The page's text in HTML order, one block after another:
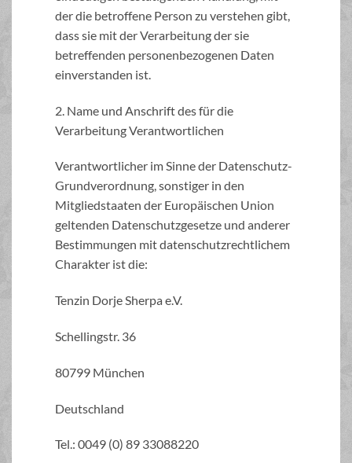
der die betroffene Person zu verstehen gibt,
dass sie mit der Verarbeitung der sie
betreffenden personenbezogenen Daten
einverstanden ist.
2. Name und Anschrift des für die
Verarbeitung Verantwortlichen
Verantwortlicher im Sinne der Datenschutz-
Grundverordnung, sonstiger in den
Mitgliedstaaten der Europäischen Union
geltenden Datenschutzgesetze und anderer
Bestimmungen mit datenschutzrechtlichem
Charakter ist die:
Tenzin Dorje Sherpa e.V.
Schellingstr. 36
80799 München
Deutschland
Tel.: 0049 (0) 89 33088220